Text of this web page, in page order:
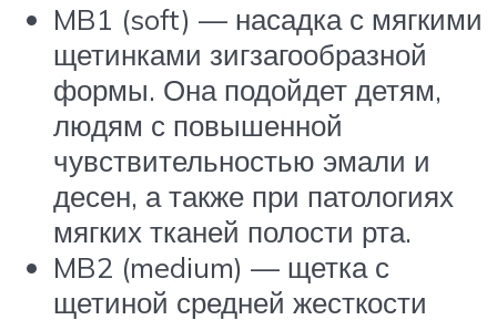
MB1 (soft) — насадка с мягкими
щетинками зигзагообразной
формы. Она подойдет детям,
людям с повышенной
чувствительностью эмали и
десен, а также при патологиях
мягких тканей полости рта.
MB2 (medium) — щетка с
щетиной средней жесткости